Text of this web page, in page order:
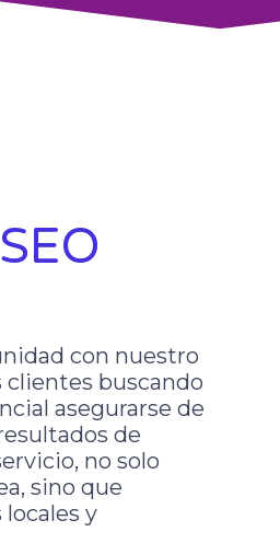
con nuestro
clientes buscando
asegurarse de
de
no solo
sino que
y